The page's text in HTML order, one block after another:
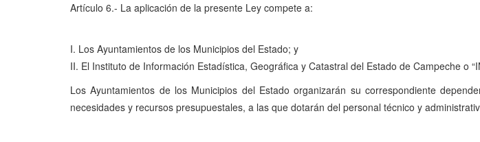
Artículo 6.- La aplicación de la presente Ley compete a:
I. Los Ayuntamientos de los Municipios del Estado; y
II. El Instituto de Información Estadística, Geográfica y Catastral del Estado de Campeche o
Los Ayuntamientos de los Municipios del Estado organizarán su correspondiente
necesidades y recursos presupuestales, a las que dotarán del personal técnico y